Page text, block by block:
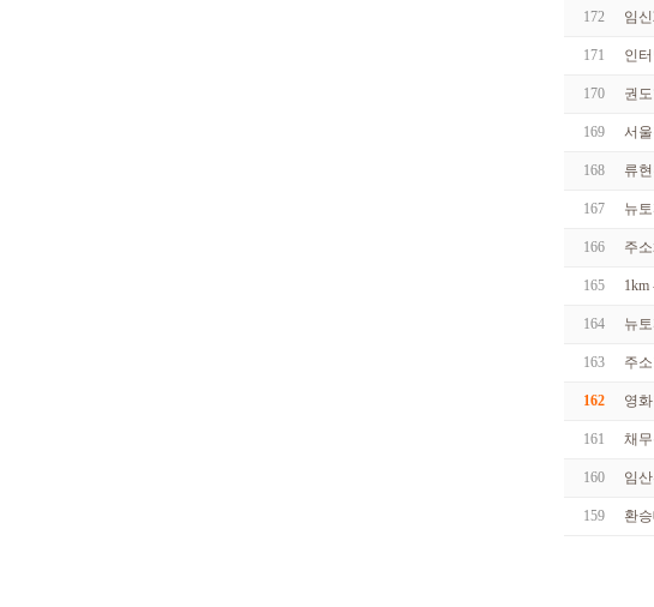
172 임
171 인
170 권
169 서
168 류
167 뉴
166 주
165
164 뉴
163 주
162 영
161 채
160 임
159 환